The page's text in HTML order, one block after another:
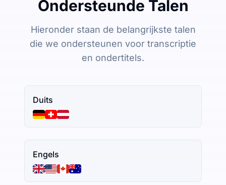
Ondersteunde Talen
Hieronder staan de belangrijkste talen
die we ondersteunen voor transcriptie
en ondertitels.
Duits
Engels